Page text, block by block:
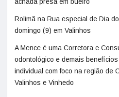
achada presa em bueiro
Rolimã na Rua especial de Dia
domingo (9) em Valinhos
A Mence é uma Corretora e
odontológico e demais
individual com foco na região de
Valinhos e Vinhedo